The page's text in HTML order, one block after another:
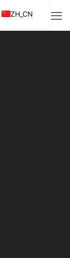
ZH_CN
EN